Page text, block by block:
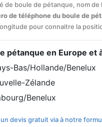
boule de pétanque, nom de
de téléphone du boule de
pour connaitre la
pétanque en Europe et
Bas/Hollande/Benelux
Zélande
Benelux
devis gratuit via à notre